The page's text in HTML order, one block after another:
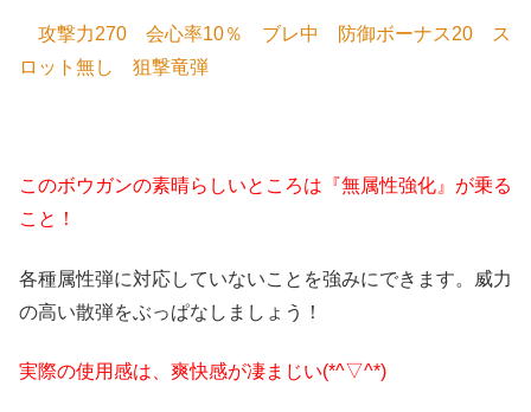
攻撃力270 会心率10％ ブレ中 防御ボーナス20 ス
ロット無し 狙撃竜弾
このボウガンの素晴らしいところは『無属性強化』が乗る
こと！
各種属性弾に対応していないことを強みにできます。威力
の高い散弾をぶっぱなしましょう！
実際の使用感は、爽快感が凄まじい(*^▽^*)